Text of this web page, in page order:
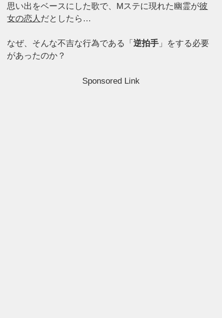
思い出をベースにした歌で、Mステに現れた幽霊が彼
女の恋人 だとしたら…
なぜ、そんな不吉な行為である「逆拍手 」をする必要
があったのか？
Sponsored Link